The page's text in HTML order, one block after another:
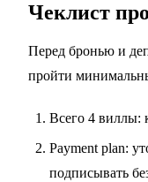
Чеклист
Перед бронью и
пройти
Всего 4 виллы:
Payment plan:
подписывать